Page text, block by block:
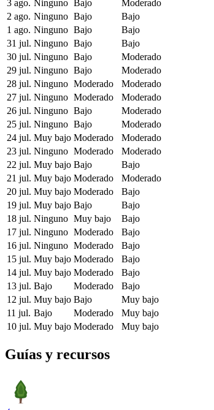
3 ago. Ninguno Bajo
Moderado
2 ago. Ninguno Bajo
Bajo
1 ago. Ninguno Bajo
Bajo
31 jul. Ninguno Bajo
Bajo
30 jul. Ninguno Bajo
Moderado
29 jul. Ninguno Bajo
Moderado
28 jul. Ninguno Moderado
Moderado
27 jul. Ninguno Moderado
Moderado
26 jul. Ninguno Bajo
Moderado
25 jul. Ninguno Bajo
Moderado
24 jul. Muy bajo Moderado
Moderado
23 jul. Ninguno Moderado
Moderado
22 jul. Muy bajo Bajo
Bajo
21 jul. Muy bajo Moderado
Moderado
20 jul. Muy bajo Moderado
Bajo
19 jul. Muy bajo Bajo
Bajo
18 jul. Ninguno Muy bajo
Bajo
17 jul. Ninguno Moderado
Bajo
16 jul. Ninguno Moderado
Bajo
15 jul. Muy bajo Moderado
Bajo
14 jul. Muy bajo Moderado
Bajo
13 jul. Bajo Moderado
Bajo
12 jul. Muy bajo Bajo
Muy bajo
11 jul. Bajo Moderado
Muy bajo
10 jul. Muy bajo Moderado Muy bajo
Guías y recursos